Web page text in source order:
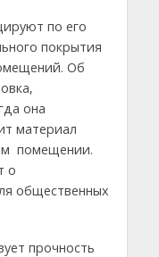
по его
покрытия
Об
она
материал
помещении.
о
общественных
прочность